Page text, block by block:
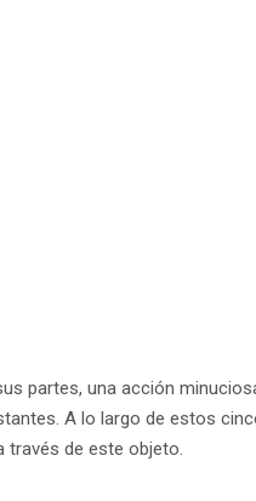
partes, una acción
A lo largo de estos
través de este objeto.